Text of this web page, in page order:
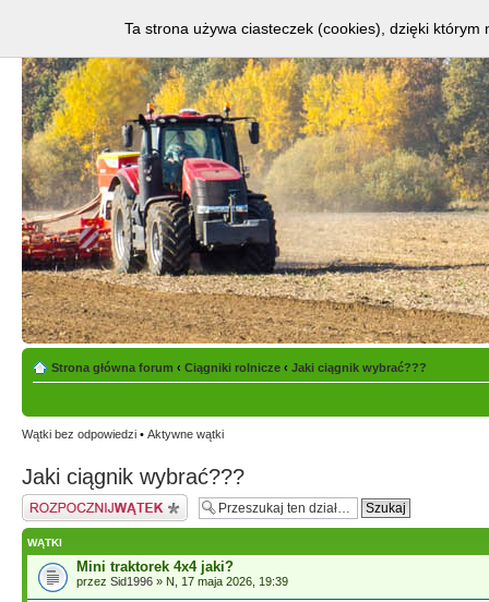
Strona główna forum ‹ Ciągniki rolnicze ‹ Jaki ciągnik wybrać???
Wątki bez odpowiedzi • Aktywne wątki
Jaki ciągnik wybrać???
Napisz wątek
WĄTKI
Mini traktorek 4x4 jaki?
przez Sid1996 » N, 17 maja 2026, 19:39
Ta strona używa ciasteczek (cookies), dzięki którym